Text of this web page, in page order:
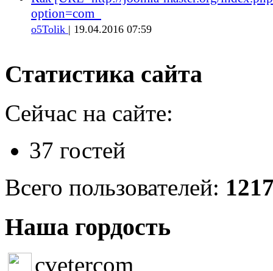
option=com_
o5Tolik | 19.04.2016 07:59
Статистика сайта
Сейчас на сайте:
37 гостей
Всего пользователей:
Наша гордость
cvetercom